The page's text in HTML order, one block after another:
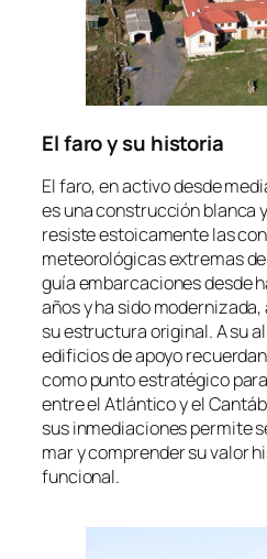
El faro y su historia
El faro, en activo desde
es una construcción blanca
resiste estoicamente las
meteorológicas extremas
guía embarcaciones desde
años y ha sido
su estructura original. A su
edificios de apoyo
como punto estratégico
entre el Atlántico y el
sus inmediaciones permite
mar y comprender su valor
funcional.